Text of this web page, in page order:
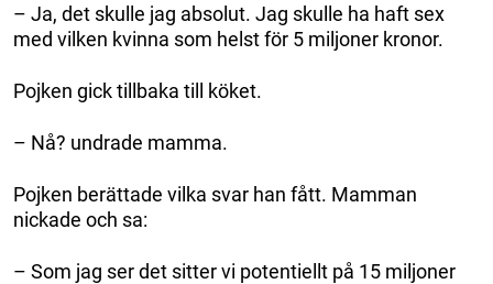
– Ja, det skulle jag absolut. Jag skulle ha haft sex
med vilken kvinna som helst för 5 miljoner kronor.
Pojken gick tillbaka till köket.
– Nå? undrade mamma.
Pojken berättade vilka svar han fått. Mamman
nickade och sa:
– Som jag ser det sitter vi potentiellt på 15 miljoner